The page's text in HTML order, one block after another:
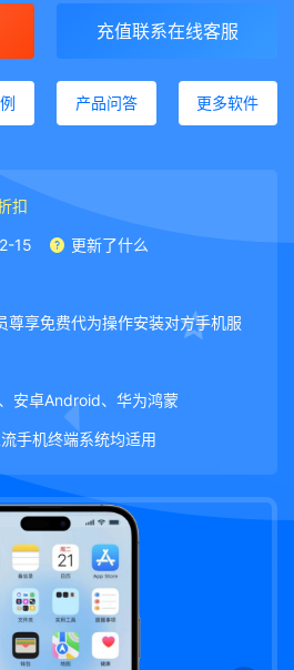
充值联系在线客服
产品问答 更多软件
扣
15 更新了什么
尊享免费代为操作安装对方手机服
安卓Android、华为鸿蒙
手机终端系统均适用